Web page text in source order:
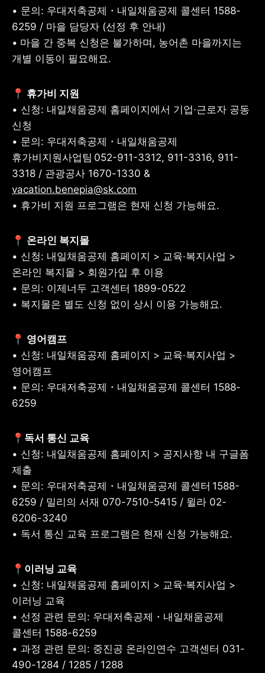
• 문의: 우대저축공제・내일채움공제 콜센터 1588-
6259 / 마을 담당자 (선정 후 안내)
• 마을 간 중복 신청은 불가하며, 농어촌 마을까지는
개별 이동이 필요해요.
• 신청: 내일채움공제 홈페이지에서 기업·근로자 공동
신청
• 문의: 우대저축공제・내일채움공제
휴가비지원사업팀 052-911-3312, 911-3316, 911-
vacation.benepia@sk.com
• 휴가비 지원 프로그램은 현재 신청 가능해요.
• 신청: 내일채움공제 홈페이지 > 교육·복지사업 >
온라인 복지몰 > 회원가입 후 이용
• 문의: 이제너두 고객센터 1899-0522
• 복지몰은 별도 신청 없이 상시 이용 가능해요.
• 신청: 내일채움공제 홈페이지 > 교육·복지사업 >
영어캠프
• 문의: 우대저축공제・내일채움공제 콜센터 1588-
6259
• 신청: 내일채움공제 홈페이지 > 공지사항 내 구글폼
제출
• 문의: 우대저축공제・내일채움공제 콜센터 1588-
6259 / 밀리의 서재 070-7510-5415 / 윌라 02-
6206-3240
• 독서 통신 교육 프로그램은 현재 신청 가능해요.
• 신청: 내일채움공제 홈페이지 > 교육·복지사업 >
이러닝 교육
• 선정 관련 문의: 우대저축공제・내일채움공제
콜센터 1588-6259
• 과정 관련 문의: 중진공 온라인연수 고객센터 031-
490-1284 / 1285 / 1288